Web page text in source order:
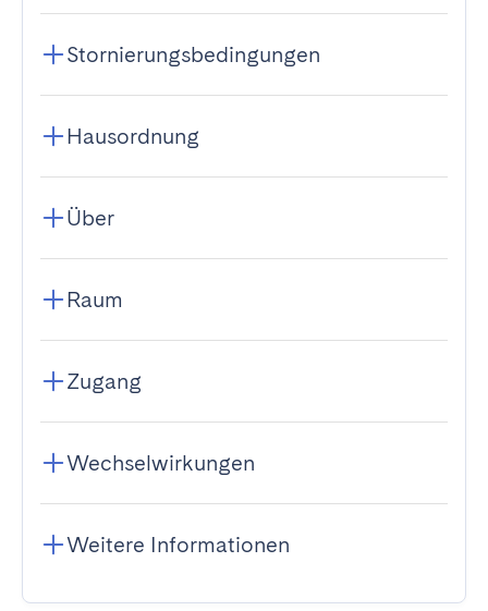
Stornierungsbedingungen
Hausordnung
Über
Raum
Zugang
Wechselwirkungen
Weitere Informationen